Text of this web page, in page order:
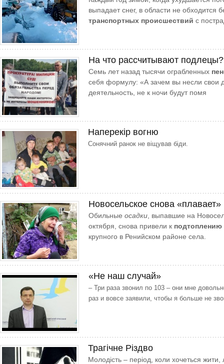
выпадает снег, в области не обходится
транспортных происшествий с
На что рассчитывают подлецы?
Семь лет назад тысячи ограбленных
себя формулу: «А зачем вы несли свои
деятельность, не к ночи будут помя
Наперекір вогню
Сонячний ранок не віщував бі­ди.
Новосельское снова «плавает»
Обильные осадки , выпавшие на
октября, снова привели к подтоплению
крупного в Ренийском районе села.
«Не наш случай»
– Три раза звонил по 103 – они мне
раз и вовсе заявили, чтобы я больше не
Трагічне Різдво
Молодість – період, коли хочеться